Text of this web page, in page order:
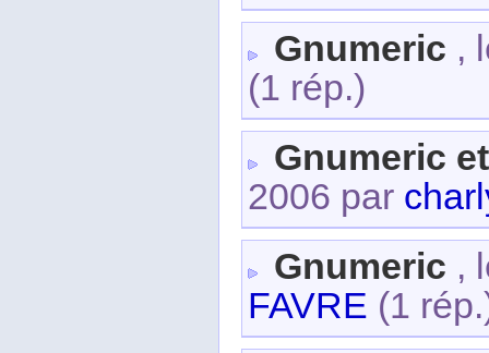
Gnumeric ,
(1 rép.)
Gnumeric
2006 par
Gnumeric ,
FAVRE (1